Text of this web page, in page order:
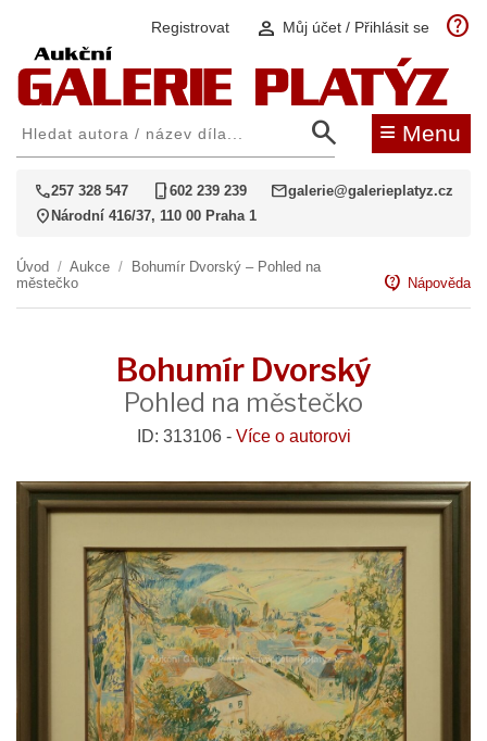
Registrovat person Můj účet / Přihlásit se help
search ≡ Menu
call257 328 547 phone_iphone602 239 239 mailgalerie@galerieplatyz.cz
location_on Národní 416/37, 110 00 Praha 1
Úvod / Aukce /
Bohumír Dvorský – Pohled na
městečko
contact_support Nápověda
Bohumír Dvorský
Pohled na městečko
ID: 313106 - Více o autorovi